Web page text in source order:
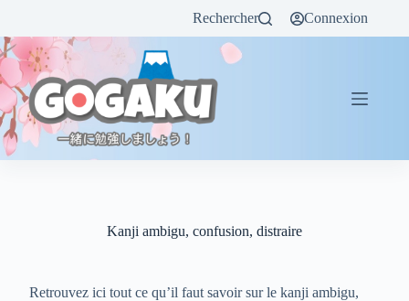
Rechercher Connexion
Kanji ambigu, confusion, distraire
Retrouvez ici tout ce qu’il faut savoir sur le kanji ambigu,